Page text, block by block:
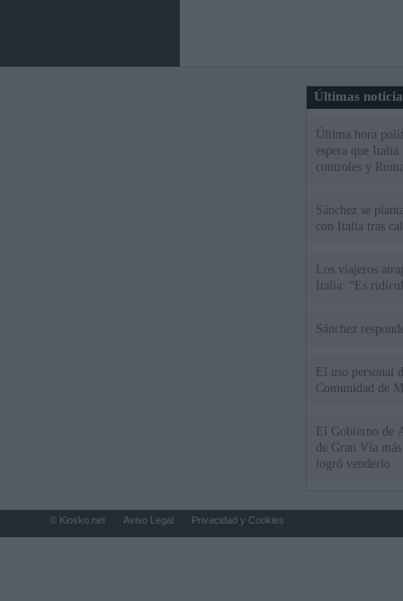
Últimas
Última hora
espera que
controles y
Sánchez se
con Italia tras
Los viajeros
Italia: “Es
Sánchez
El uso personal
Comunidad de
El Gobierno de
de Gran Vía
logró venderlo
© Kiosko.net Aviso Legal Privacidad y Cookies